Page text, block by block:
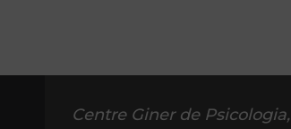
Centre Giner de Psicologia,